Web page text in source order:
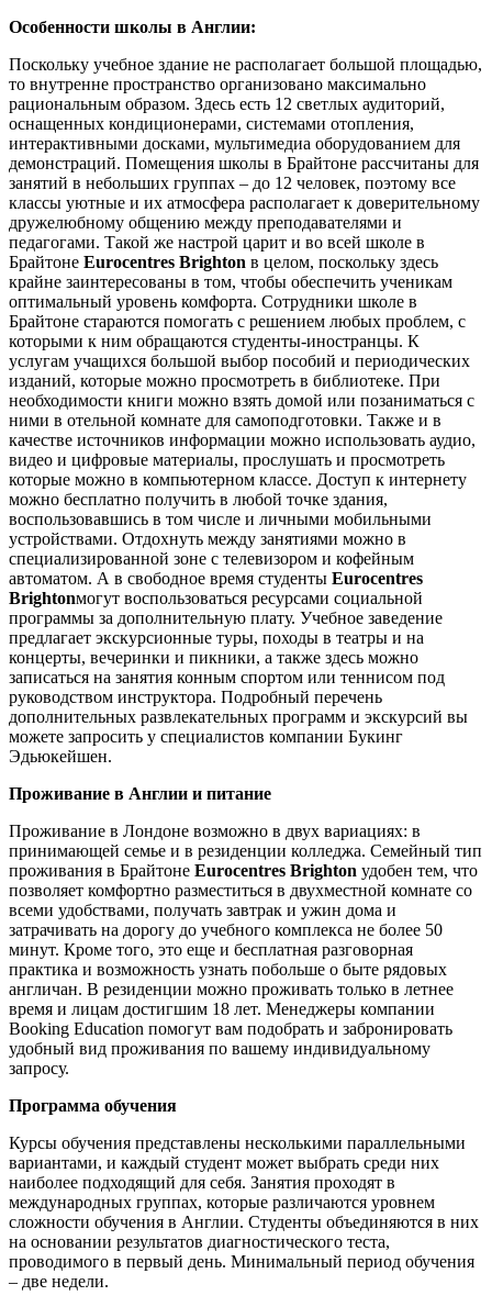
Особенности школы в Англии:
Поскольку учебное здание не располагает большой площадью,
то внутренне пространство организовано максимально
рациональным образом. Здесь есть 12 светлых аудиторий,
оснащенных кондиционерами, системами отопления,
интерактивными досками, мультимедиа оборудованием для
демонстраций. Помещения школы в Брайтоне рассчитаны для
занятий в небольших группах – до 12 человек, поэтому все
классы уютные и их атмосфера располагает к доверительному
дружелюбному общению между преподавателями и
педагогами. Такой же настрой царит и во всей школе в
Брайтоне Eurocentres Brighton в целом, поскольку здесь
крайне заинтересованы в том, чтобы обеспечить ученикам
оптимальный уровень комфорта. Сотрудники школе в
Брайтоне стараются помогать с решением любых проблем, с
которыми к ним обращаются студенты-иностранцы. К
услугам учащихся большой выбор пособий и периодических
изданий, которые можно просмотреть в библиотеке. При
необходимости книги можно взять домой или позаниматься с
ними в отельной комнате для самоподготовки. Также и в
качестве источников информации можно использовать аудио,
видео и цифровые материалы, прослушать и просмотреть
которые можно в компьютерном классе. Доступ к интернету
можно бесплатно получить в любой точке здания,
воспользовавшись в том числе и личными мобильными
устройствами. Отдохнуть между занятиями можно в
специализированной зоне с телевизором и кофейным
автоматом. А в свободное время студенты Eurocentres
Brightonмогут воспользоваться ресурсами социальной
программы за дополнительную плату. Учебное заведение
предлагает экскурсионные туры, походы в театры и на
концерты, вечеринки и пикники, а также здесь можно
записаться на занятия конным спортом или теннисом под
руководством инструктора. Подробный перечень
дополнительных развлекательных программ и экскурсий вы
можете запросить у специалистов компании Букинг
Эдьюкейшен.
Проживание в Англии и питание
Проживание в Лондоне возможно в двух вариациях: в
принимающей семье и в резиденции колледжа. Семейный тип
проживания в Брайтоне Eurocentres Brighton удобен тем, что
позволяет комфортно разместиться в двухместной комнате со
всеми удобствами, получать завтрак и ужин дома и
затрачивать на дорогу до учебного комплекса не более 50
минут. Кроме того, это еще и бесплатная разговорная
практика и возможность узнать побольше о быте рядовых
англичан. В резиденции можно проживать только в летнее
время и лицам достигшим 18 лет. Менеджеры компании
Booking Education помогут вам подобрать и забронировать
удобный вид проживания по вашему индивидуальному
запросу.
Программа обучения
Курсы обучения представлены несколькими параллельными
вариантами, и каждый студент может выбрать среди них
наиболее подходящий для себя. Занятия проходят в
международных группах, которые различаются уровнем
сложности обучения в Англии. Студенты объединяются в них
на основании результатов диагностического теста,
проводимого в первый день. Минимальный период обучения
– две недели.